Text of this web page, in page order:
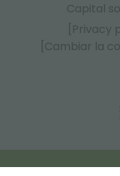
Capital
[Privacy
[Cambiar la